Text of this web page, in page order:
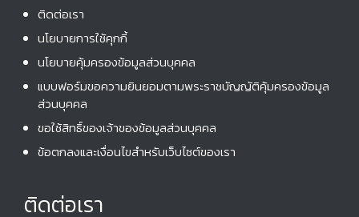
ติดต่อเรา
นโยบายการใช้คุกกี้
นโยบายคุ้มครองข้อมูลส่วนบุคคล
แบบฟอร์มขอความยินยอมตามพระราชบัญญัติคุ้มครองข้อมูล
ส่วนบุคคล
ขอใช้สิทธิ์ของเจ้าของข้อมูลส่วนบุคคล
ข้อตกลงและเงื่อนไขสำหรับเว็บไซต์ของเรา
ติดต่อเรา